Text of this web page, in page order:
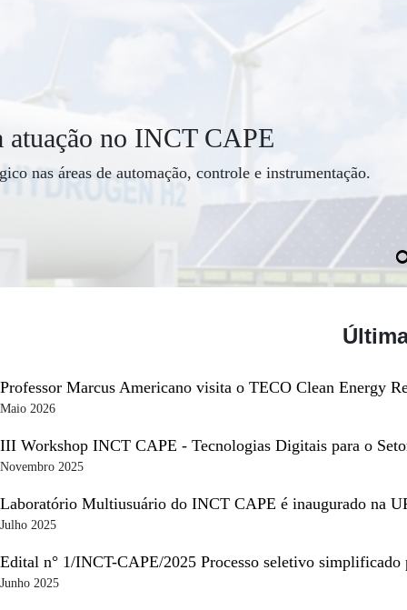
e instrumentação.
Sessão especial
O Congresso será realizado
Saiba mais
Professor Marcus Americano visita o TECO Clean Energy
Maio 2026
III Workshop INCT CAPE - Tecnologias Digitais para o
Novembro 2025
Laboratório Multiusuário do INCT CAPE é inaugurado na
Julho 2025
Edital n° 1/INCT-CAPE/2025 Processo seletivo
Junho 2025